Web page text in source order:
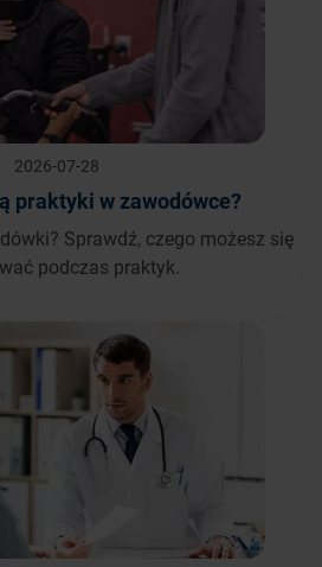
2026-07-28
praktyki w zawodówce?
Sprawdź, czego możesz się
podczas praktyk.